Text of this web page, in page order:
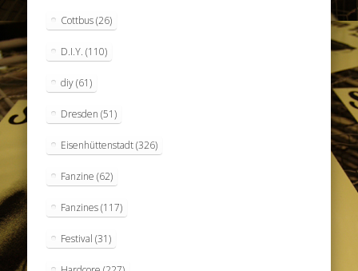
Cottbus(26)
D.I.Y. (110)
diy(61)
Dresden (51)
Eisenhüttenstadt(326)
Fanzine (62)
Fanzines(117)
Festival (31)